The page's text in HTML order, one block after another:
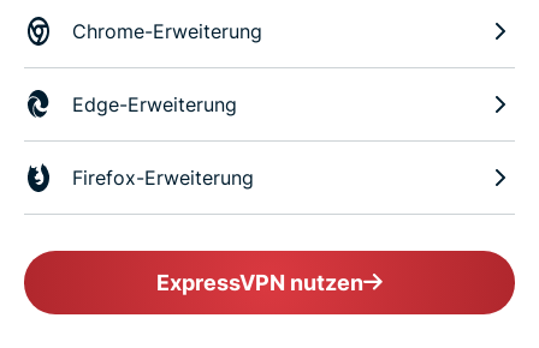
Chrome-Erweiterung
Edge-Erweiterung
Firefox-Erweiterung
ExpressVPN nutzen